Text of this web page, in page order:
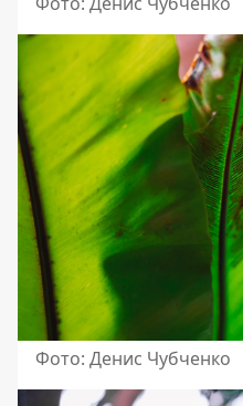
Фото: Денис Чубченко